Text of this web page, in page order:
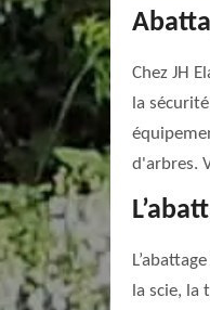
Chez JH
la
d'arbres.
la scie, la